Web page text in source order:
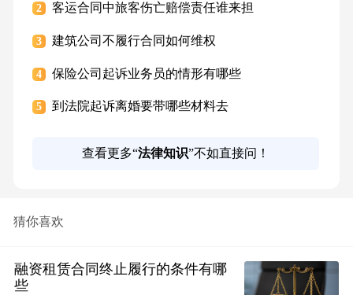
2 客运合同中旅客伤亡赔偿责任谁来担
3 建筑公司不履行合同如何维权
4 保险公司起诉业务员的情形有哪些
5 到法院起诉离婚要带哪些材料去
查看更多“法律知识”不如直接问！
猜你喜欢
融资租赁合同终止履行的条件有哪
些